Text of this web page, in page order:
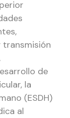
transmisión
de
la
(ESDH)
al